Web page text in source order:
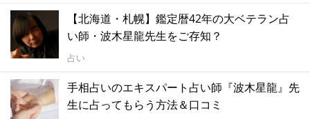
【北海道・札幌】鑑定暦42年の大ベテラン占
い師・波木星龍先生をご存知？
占い
手相占いのエキスパート占い師『波木星龍』先
生に占ってもらう方法＆口コミ